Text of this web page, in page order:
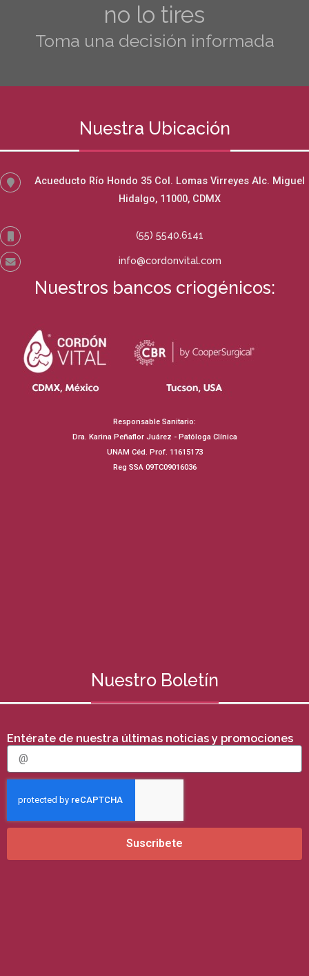
no lo tires
Toma una decisión informada
Nuestra Ubicación
Acueducto Río Hondo 35 Col. Lomas Virreyes Alc. Miguel
Hidalgo, 11000, CDMX
(55) 5540.6141
info@cordonvital.com
Nuestros bancos criogénicos:
Responsable Sanitario:
Dra. Karina Peñaflor Juárez - Patóloga Clínica
UNAM Céd. Prof. 11615173
Reg SSA 09TC09016036
Nuestro Boletín
Entérate de nuestra últimas noticias y promociones
E
a
Suscribete